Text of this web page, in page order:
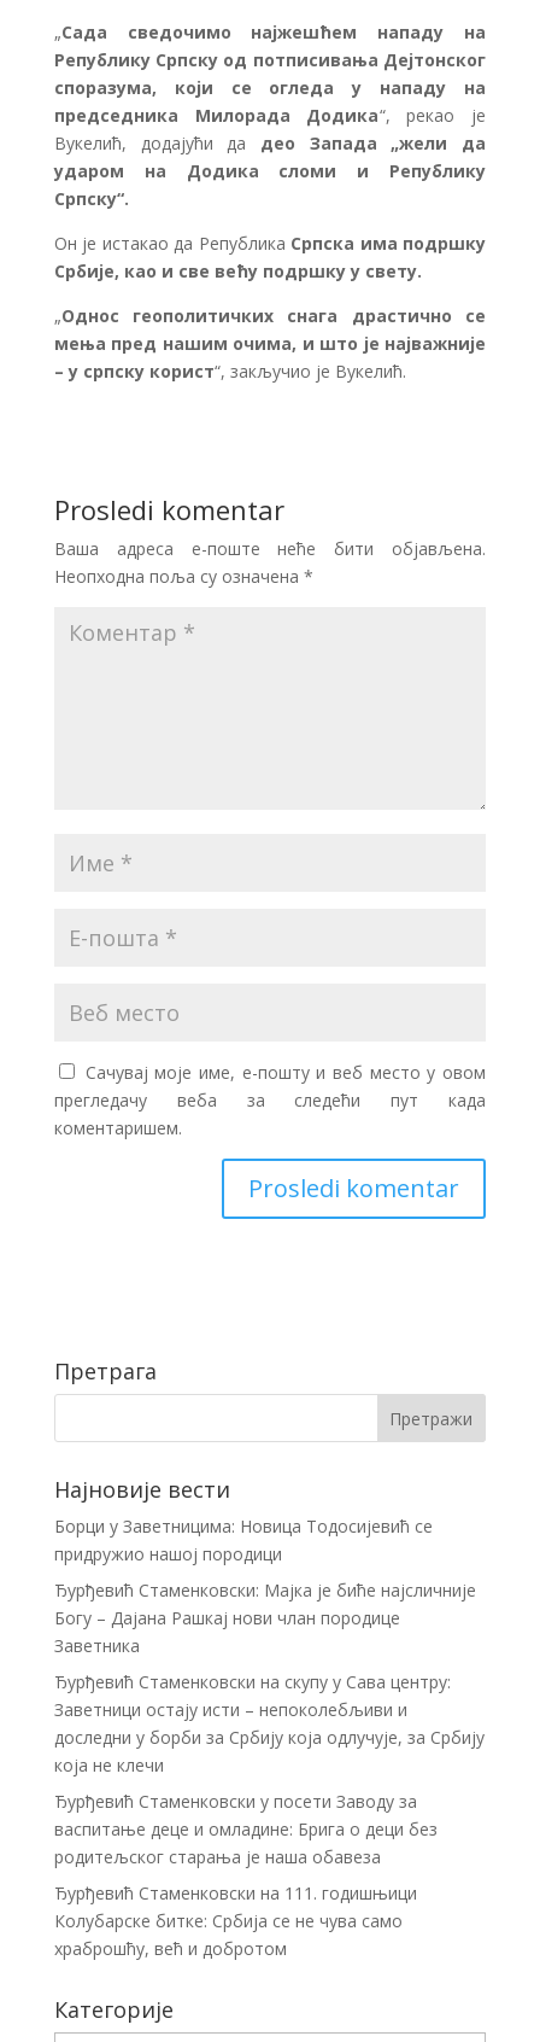
„Сада сведочимо најжешћем нападу на
Републику Српску од потписивања Дејтонског
споразума, који се огледа у нападу на
председника Милорада Додика“, рекао је
Вукелић, додајући да део Запада „жели да
ударом на Додика сломи и Републику
Српску“.
Он је истакао да Република Српска има подршку
Србије, као и све већу подршку у свету.
„Однос геополитичких снага драстично се
мења пред нашим очима, и што је најважније
– у српску корист“, закључио је Вукелић.
Prosledi komentar
Ваша адреса е-поште неће бити објављена.
Неопходна поља су означена *
Сачувај моје име, е-пошту и веб место у овом
прегледачу веба за следећи пут када
коментаришем.
Претрага
Најновије вести
Борци у Заветницима: Новица Тодосијевић се
придружио нашој породици
Ђурђевић Стаменковски: Мајка је биће најсличније
Богу – Дајана Рашкај нови члан породице
Заветника
Ђурђевић Стаменковски на скупу у Сава центру:
Заветници остају исти – непоколебљиви и
доследни у борби за Србију која одлучује, за Србију
која не клечи
Ђурђевић Стаменковски у посети Заводу за
васпитање деце и омладине: Брига о деци без
родитељског старања је наша обавеза
Ђурђевић Стаменковски на 111. годишњици
Колубарске битке: Србија се не чува само
храброшћу, већ и добротом
Категорије